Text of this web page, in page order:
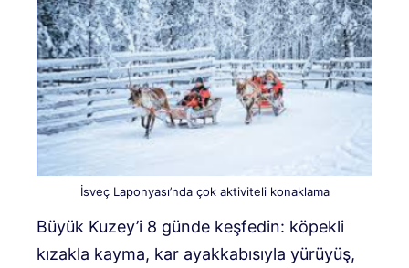
İsveç Laponyası’nda çok aktiviteli konaklama
Büyük Kuzey’i 8 günde keşfedin: köpekli
kızakla kayma, kar ayakkabısıyla yürüyüş,